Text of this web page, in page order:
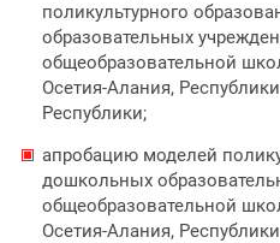
поликультурного
образовательных
общеобразовательной
Осетия-Алания,
Республики;
апробацию моделей
дошкольных
общеобразовательной
Осетия-Алания,